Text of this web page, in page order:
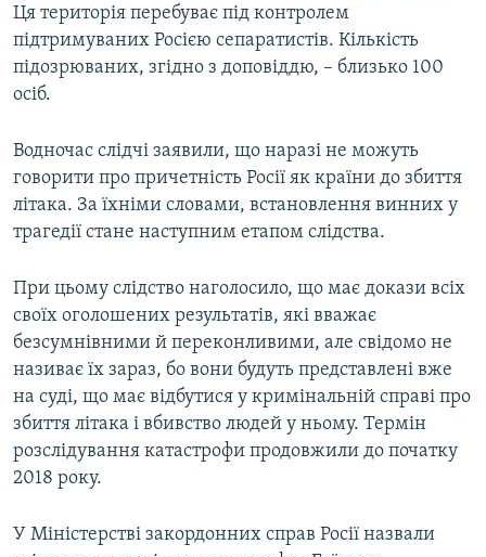
Ця територія перебуває під контролем
підтримуваних Росією сепаратистів. Кількість
підозрюваних, згідно з доповіддю, – близько 100
осіб.
Водночас слідчі заявили, що наразі не можуть
говорити про причетність Росії як країни до збиття
літака. За їхніми словами, встановлення винних у
трагедії стане наступним етапом слідства.
При цьому слідство наголосило, що має докази всіх
своїх оголошених результатів, які вважає
безсумнівними й переконливими, але свідомо не
називає їх зараз, бо вони будуть представлені вже
на суді, що має відбутися у кримінальній справі про
збиття літака і вбивство людей у ньому. Термін
розслідування катастрофи продовжили до початку
2018 року.
У Міністерстві закордонних справ Росії назвали